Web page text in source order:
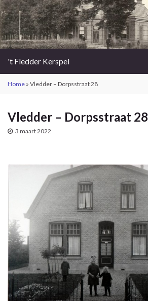
't Fledder Kerspel
Home » Vledder – Dorpsstraat 28
Vledder – Dorpsstraat 28
3 maart 2022